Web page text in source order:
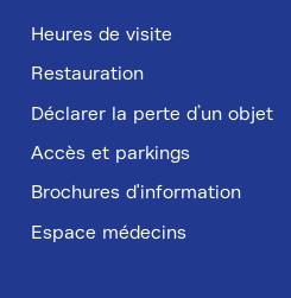
Heures de visite
Restauration
Déclarer la perte d’un objet
Accès et parkings
Brochures d'information
Espace médecins